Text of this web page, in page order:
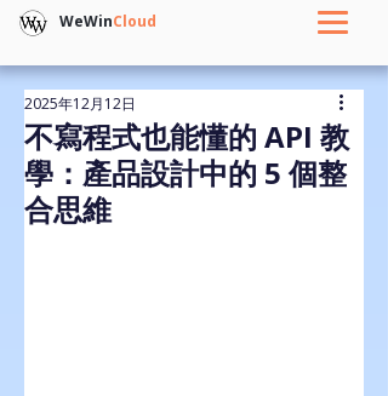
WeWinCloud
不寫程式也能懂的 API 教
學：產品設計中的 5 個整
合思維
2025年12月12日